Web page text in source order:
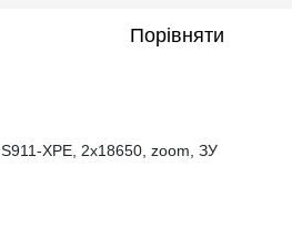
Порівняти
XPE, 2x18650, zoom, ЗУ